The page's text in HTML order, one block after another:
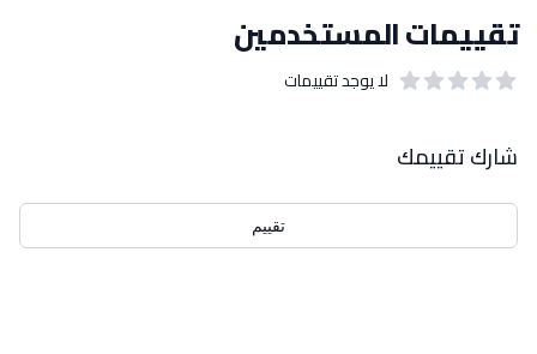
تقييمات المستخدمين
لا يوجد تقييمات
شارك تقييمك
تقييم